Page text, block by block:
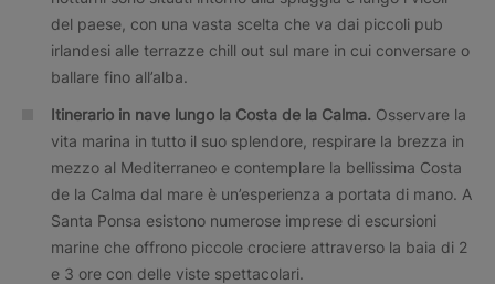
del paese, con una vasta scelta che va dai piccoli pub
irlandesi alle terrazze chill out sul mare in cui conversare o
ballare fino all’alba.
Itinerario in nave lungo la Costa de la Calma. Osservare la
vita marina in tutto il suo splendore, respirare la brezza in
mezzo al Mediterraneo e contemplare la bellissima Costa
de la Calma dal mare è un’esperienza a portata di mano. A
Santa Ponsa esistono numerose imprese di escursioni
marine che offrono piccole crociere attraverso la baia di 2
e 3 ore con delle viste spettacolari.